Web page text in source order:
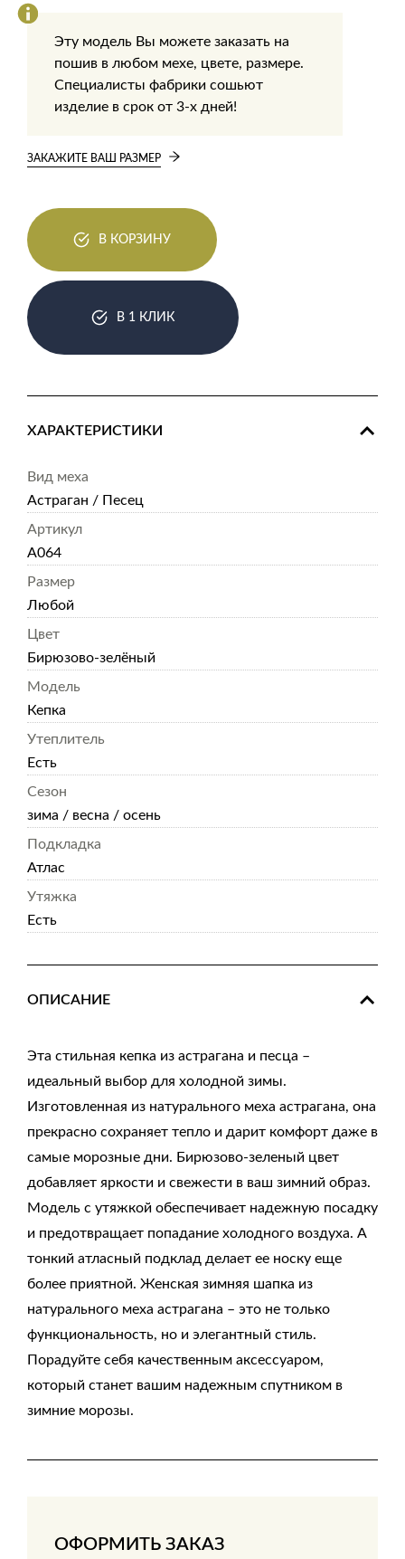
Эту модель Вы можете заказать на
пошив в любом мехе, цвете, размере.
Специалисты фабрики сошьют
изделие в срок от 3-х дней!
ЗАКАЖИТЕ ВАШ РАЗМЕР
В КОРЗИНУ
В 1 КЛИК
ХАРАКТЕРИСТИКИ
Вид меха
Астраган / Песец
Артикул
А064
Размер
Любой
Цвет
Бирюзово-зелёный
Модель
Кепка
Утеплитель
Есть
Сезон
зима / весна / осень
Подкладка
Атлас
Утяжка
Есть
ОПИСАНИЕ
Эта стильная кепка из астрагана и песца –
идеальный выбор для холодной зимы.
Изготовленная из натурального меха астрагана, она
прекрасно сохраняет тепло и дарит комфорт даже в
самые морозные дни. Бирюзово-зеленый цвет
добавляет яркости и свежести в ваш зимний образ.
Модель с утяжкой обеспечивает надежную посадку
и предотвращает попадание холодного воздуха. А
тонкий атласный подклад делает ее носку еще
более приятной. Женская зимняя шапка из
натурального меха астрагана – это не только
функциональность, но и элегантный стиль.
Порадуйте себя качественным аксессуаром,
который станет вашим надежным спутником в
зимние морозы.
ОФОРМИТЬ ЗАКАЗ